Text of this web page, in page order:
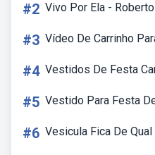
#2 Vivo Por Ela -
#3 Vídeo De Carrinho
#4 Vestidos De Festa
#5 Vestido Para Festa
#6 Vesicula Fica De